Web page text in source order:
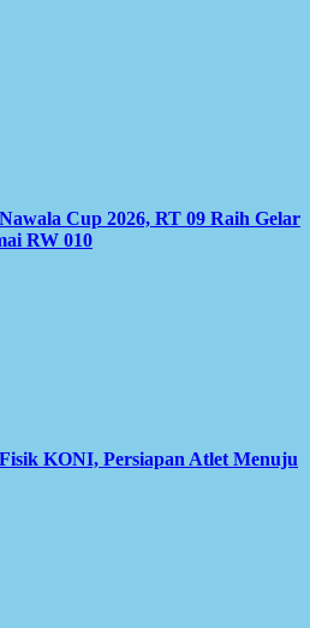
Cup 2026, RT 09 Raih Gelar
RW 010
KONI, Persiapan Atlet Menuju